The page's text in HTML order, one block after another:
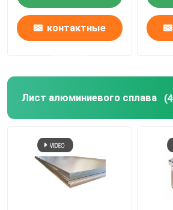
тонкий AA 1110
контактные
Лист алюминиевого сплава